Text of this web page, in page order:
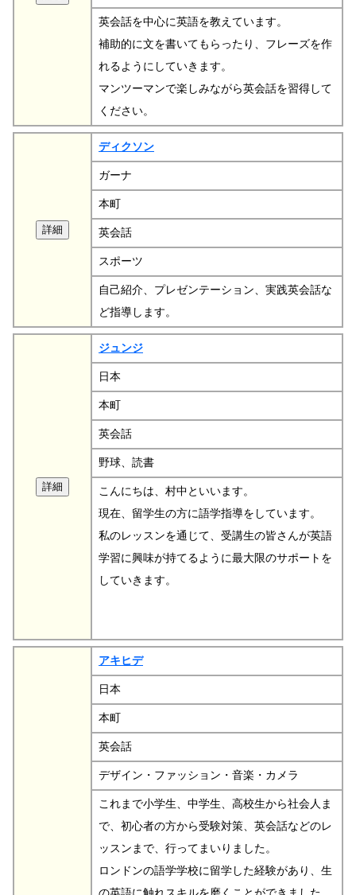
英会話を中心に英語を教えています。
補助的に文を書いてもらったり、フレーズを作
れるようにしていきます。
マンツーマンで楽しみながら英会話を習得して
ください。
ディクソン
ガーナ
本町
英会話
スポーツ
自己紹介、プレゼンテーション、実践英会話な
ど指導します。
ジュンジ
日本
本町
英会話
野球、読書
こんにちは、村中といいます。
現在、留学生の方に語学指導をしています。
私のレッスンを通じて、受講生の皆さんが英語
学習に興味が持てるように最大限のサポートを
していきます。
アキヒデ
日本
本町
英会話
デザイン・ファッション・音楽・カメラ
これまで小学生、中学生、高校生から社会人ま
で、初心者の方から受験対策、英会話などのレ
ッスンまで、行ってまいりました。
ロンドンの語学学校に留学した経験があり、生